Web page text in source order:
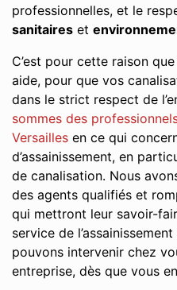
professionnelles, et le
sanitaires et
C’est pour cette raison
aide, pour que vos
dans le strict respect de
sommes des
Versailles en ce qui
d’assainissement, en
de canalisation. Nous
des agents qualifiés et
qui mettront leur savoir-
service de
pouvons intervenir chez
entreprise, dès que vous